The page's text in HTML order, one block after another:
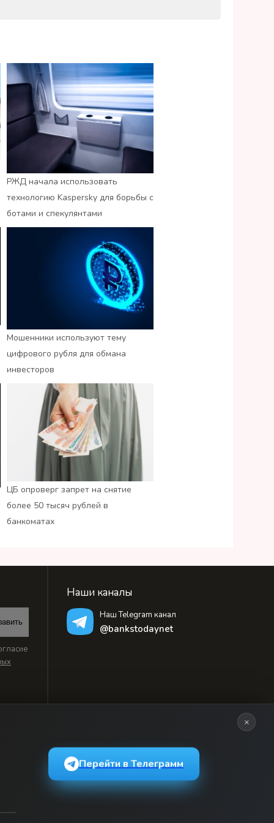
РЖД начала использовать
технологию Kaspersky для борьбы с
ботами и спекулянтами
Мошенники используют тему
цифрового рубля для обмана
инвесторов
ЦБ опроверг запрет на снятие
более 50 тысяч рублей в
банкоматах
Наши каналы
Наш Telegram канал
@bankstodaynet
соглашением
коммуникаций, регистрационный номер: серия Эл
×
Перейти в Телеграмм